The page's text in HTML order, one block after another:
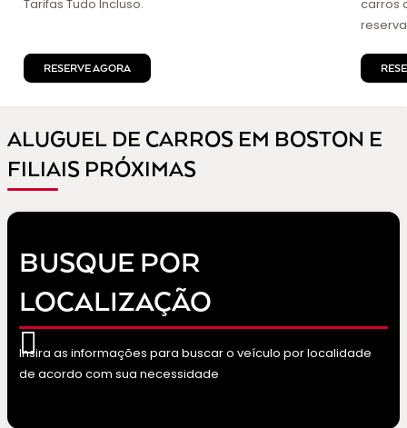
Tarifas Tudo Incluso.
RESERVE AGORA
carros
ALUGUEL DE CARROS EM BOSTON E
FILIAIS PRÓXIMAS
BUSQUE POR
LOCALIZAÇÃO
Insira as informações para buscar o veículo por localidade
de acordo com sua necessidade